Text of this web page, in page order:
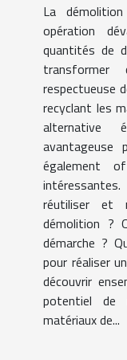
La
opération
quantités de
respectueuse
recyclant les
alternative
avantageuse
également
réutiliser et
démolition ?
démarche ?
pour réaliser
découvrir
potentiel de
matériaux de...